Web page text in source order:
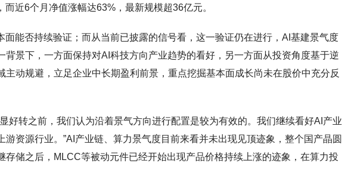
而近6个月净值涨幅达63%，最新规模超36亿元。
能否持续验证；而从当前已披露的信号看，这一验证仍在进行，AI基建景气度
背景下，一方面保持对AI科技方向产业趋势的看好，另一方面从投资角度基于逆
主动规避，立足企业中长期盈利前景，重点挖掘基本面成长尚未在股价中充分反
好转之前，我们认为沿着景气方向进行配置是较为有效的。我们继续看好AI产业
资源行业。”AI产业链、算力景气度目前来看并未出现见顶迹象，整个国产晶圆
存储之后，MLCC等被动元件已经开始出现产品价格持续上涨的迹象，在算力投